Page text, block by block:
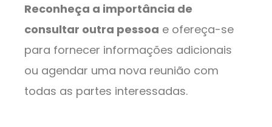
Reconheça a importância de
consultar outra pessoa e ofereça-se
para fornecer informações adicionais
ou agendar uma nova reunião com
todas as partes interessadas.